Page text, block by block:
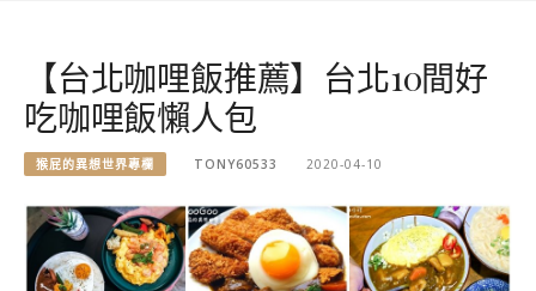
【台北咖哩飯推薦】台北10間好
吃咖哩飯懶人包
猴屁的異想世界專欄 TONY60533 2020-04-10